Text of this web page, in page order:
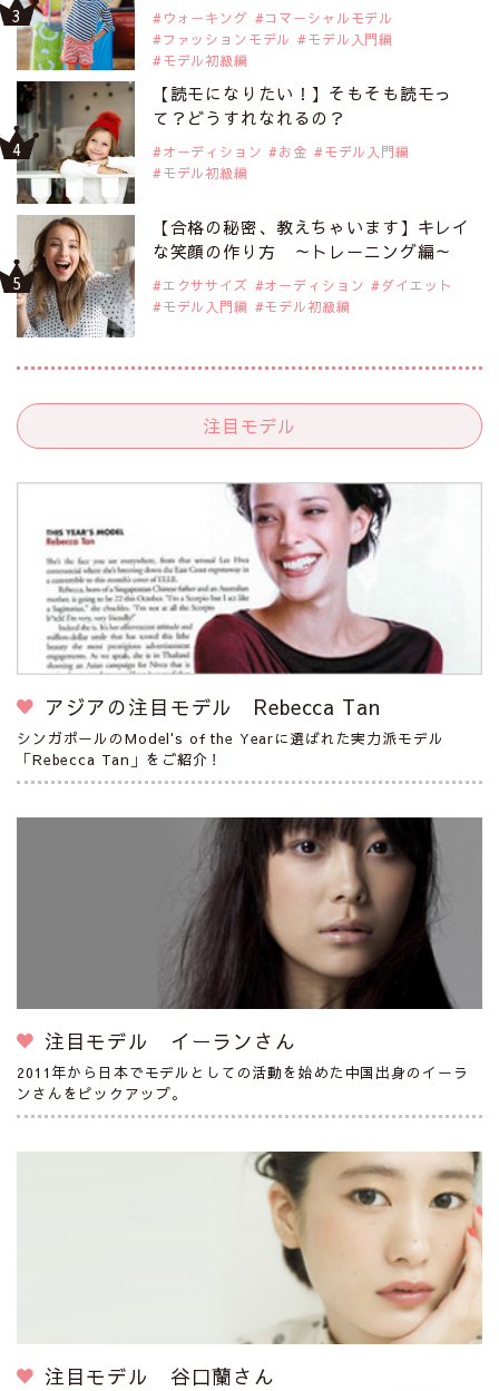
ウォーキング
コマーシャルモデル
ファッションモデル
モデル入門編
モデル初級編
【読モになりたい！】そもそも読モっ
て？どうすれなれるの？
オーディション お金
モデル入門編
モデル初級編
【合格の秘密、教えちゃいます】キレイ
な笑顔の作り方 ～トレーニング編～
エクササイズ オーディション
ダイエット
モデル入門編
モデル初級編
注目モデル
アジアの注目モデル Rebecca Tan
シンガポールのModel's of the Yearに選ばれた実力派モデル
「Rebecca Tan」をご紹介！
注目モデル イーランさん
2011年から日本でモデルとしての活動を始めた中国出身のイーラ
ンさんをピックアップ。
注目モデル 谷口蘭さん